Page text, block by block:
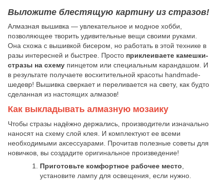
Выложите блестящую картину из стразов!
Алмазная вышивка — увлекательное и модное хобби,
позволяющее творить удивительные вещи своими руками.
Она схожа с вышивкой бисером, но работать в этой технике в
разы интересней и быстрее. Просто приклеиваете камешки-
стразы на схему пинцетом или специальным карандашом. И
в результате получаете восхитительной красоты handmade-
шедевр! Вышивка сверкает и переливается на свету, как будто
сделанная из настоящих алмазов!
Как выкладывать алмазную мозаику
Чтобы стразы надёжно держались, производители изначально
наносят на схему слой клея. И комплектуют ее всеми
необходимыми аксессуарами. Прочитав полезные советы для
новичков, вы создадите оригинальное произведение!
Приготовьте комфортное рабочее место
установите лампу для освещения, если нужно.